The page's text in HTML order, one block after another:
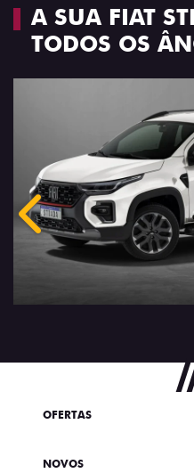
A SUA FIAT
TODOS OS
Anterior
OFERTAS
NOVOS